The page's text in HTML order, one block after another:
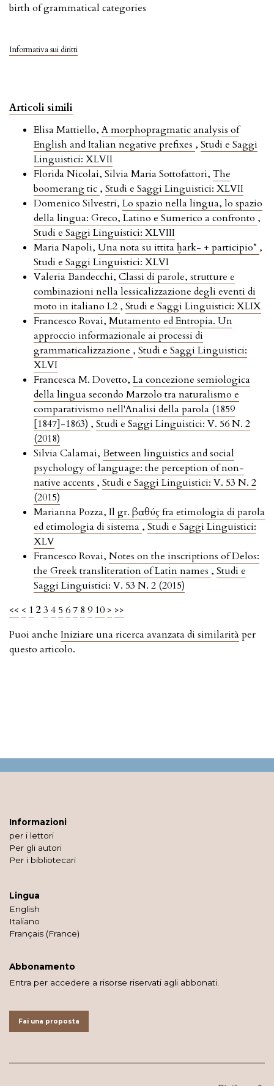
birth of grammatical categories
Informativa sui diritti
Articoli simili
Elisa Mattiello,A morphopragmatic analysis of
English and Italian negative prefixes , Studi e Saggi
Linguistici: XLVII
Florida Nicolai, Silvia Maria Sottofattori, The
boomerang tic , Studi e Saggi Linguistici: XLVII
Domenico Silvestri, Lo spazio nella lingua, lo spazio
della lingua: Greco, Latino e Sumerico a confronto ,
Studi e Saggi Linguistici: XLVIII
Maria Napoli, Una nota su ittita ḫark- + participio* ,
Studi e Saggi Linguistici: XLVI
Valeria Bandecchi, Classi di parole, strutture e
combinazioni nella lessicalizzazione degli eventi di
moto in italiano L2 , Studi e Saggi Linguistici: XLIX
Francesco Rovai, Mutamento ed Entropia. Un
approccio informazionale ai processi di
grammaticalizzazione , Studi e Saggi Linguistici:
XLVI
Francesca M. Dovetto, La concezione semiologica
della lingua secondo Marzolo tra naturalismo e
comparativismo nell'Analisi della parola (1859
[1847]-1863) , Studi e Saggi Linguistici: V. 56 N. 2
(2018)
Silvia Calamai, Between linguistics and social
psychology of language: the perception of non-
native accents , Studi e Saggi Linguistici: V. 53 N. 2
(2015)
Marianna Pozza, Il gr. βαθύς fra etimologia di parola
ed etimologia di sistema , Studi e Saggi Linguistici:
XLV
Francesco Rovai, Notes on the inscriptions of Delos:
the Greek transliteration of Latin names , Studi e
Saggi Linguistici: V. 53 N. 2 (2015)
<< < 1 23 4 5 67 8 9 10 > >>
Puoi anche Iniziare una ricerca avanzata di similarità per
questo articolo.
Informazioni
per i lettori
Per gli autori
Per i bibliotecari
Lingua
English
Italiano
Français (France)
Abbonamento
Entra per accedere a risorse riservati agli abbonati.
Fai una proposta